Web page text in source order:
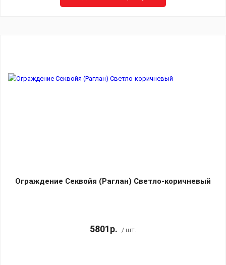
Ограждение Секвойя (Раглан) Светло-коричневый
5801р. / шт.